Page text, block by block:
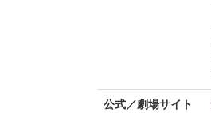
公式／劇場サイト